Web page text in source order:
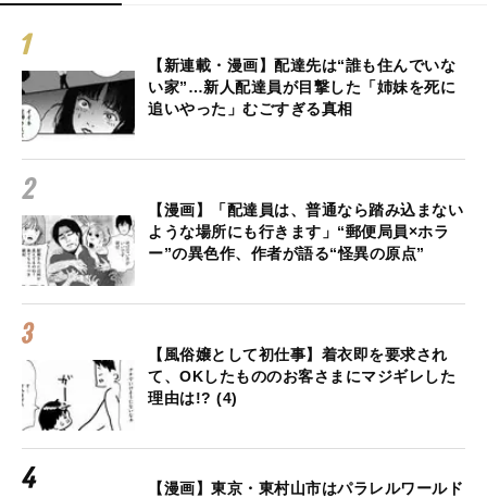
【新連載・漫画】配達先は“誰も住んでいな
い家”…新人配達員が目撃した「姉妹を死に
追いやった」むごすぎる真相
【漫画】「配達員は、普通なら踏み込まない
ような場所にも行きます」“郵便局員×ホラ
ー”の異色作、作者が語る“怪異の原点”
【風俗嬢として初仕事】着衣即を要求され
て、OKしたもののお客さまにマジギレした
理由は!? (4)
【漫画】東京・東村山市はパラレルワールド